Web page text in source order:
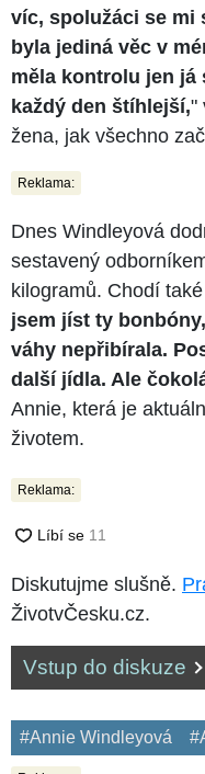
víc, spolužáci se mi
byla jediná věc v
měla kontrolu jen já
každý den štíhlejší,"
žena, jak všechno
Reklama:
Dnes Windleyová
sestavený
kilogramů. Chodí
jsem jíst ty
váhy nepřibírala.
další jídla. Ale
Annie, která je
životem.
Reklama:
Diskutujme slušně.
ŽivotvČesku.cz.
Vstup do diskuze
#Annie Windleyová